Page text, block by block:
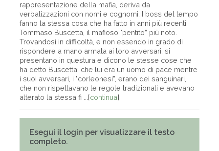
rappresentazione della mafia, deriva da
verbalizzazioni con nomi e cognomi. I boss del tempo
fanno la stessa cosa che ha fatto in anni più recenti
Tommaso Buscetta, il mafioso "pentito” più noto.
Trovandosi in difficoltà, e non essendo in grado di
rispondere a mano armata ai loro avversari, si
presentano in questura e dicono le stesse cose che
ha detto Buscetta: che lui era un uomo di pace mentre
i suoi avversari, i "corleonesi”, erano dei sanguinari,
che non rispettavano le regole tradizionali e avevano
alterato la stessa fi ...[continua]
Esegui il login per visualizzare il testo
completo.